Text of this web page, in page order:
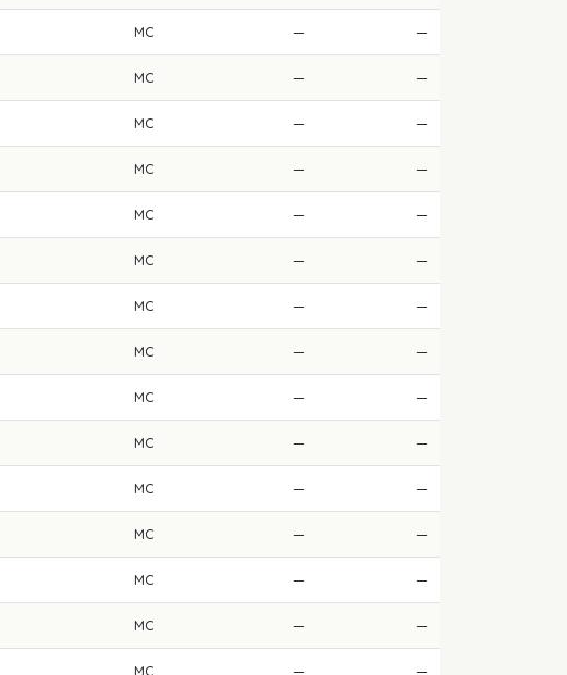
MC — —
MC — —
MC — —
MC — —
MC — —
MC — —
MC — —
MC — —
MC — —
MC — —
MC — —
MC — —
MC — —
MC — —
MC — —